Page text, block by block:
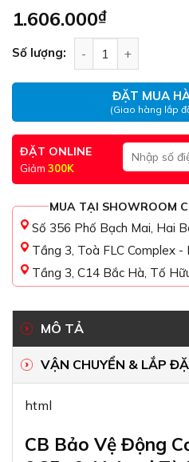
1.606.000₫
Số lượng:
ĐẶT MUA
(Giao hàng lắp
ĐẶT ONLINE
Giảm 300K
MUA TẠI SHOWROOM
Số 356 Phố Bạch Mai, Hai
Tầng 3, Toà FLC Complex
Tầng 3, C14 Bắc Hà, Tố
MÔ TẢ
VẬN CHUYỂN & LẮP
html
CB Bảo Vệ Động